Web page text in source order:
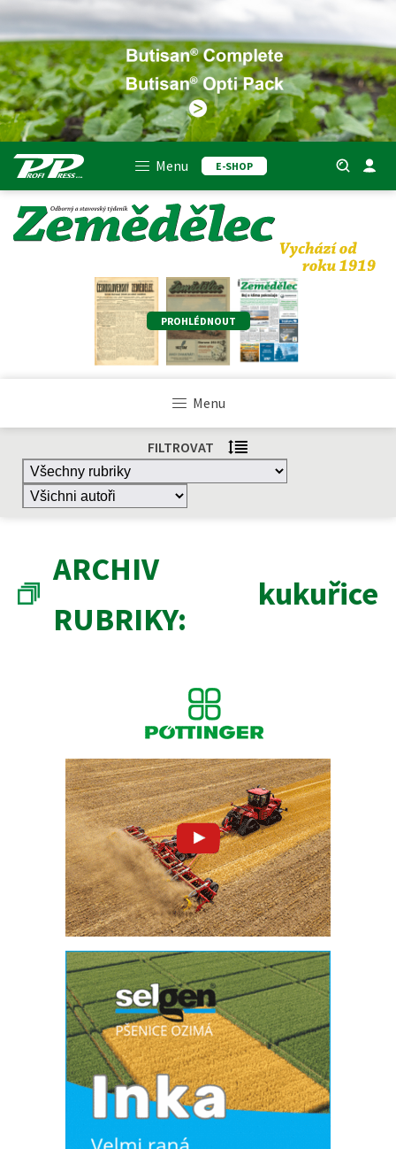
Menu E-SHOP
PROHLÉDNOUT
Menu
FILTROVAT
ARCHIV
RUBRIKY:
kukuřice